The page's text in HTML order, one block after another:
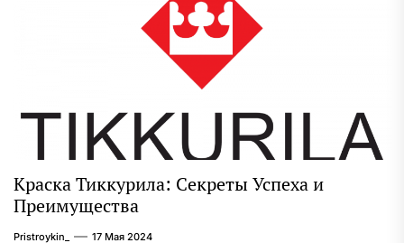
Краска Тиккурила: Секреты Успеха и
Преимущества
Pristroykin_ 17 Мая 2024